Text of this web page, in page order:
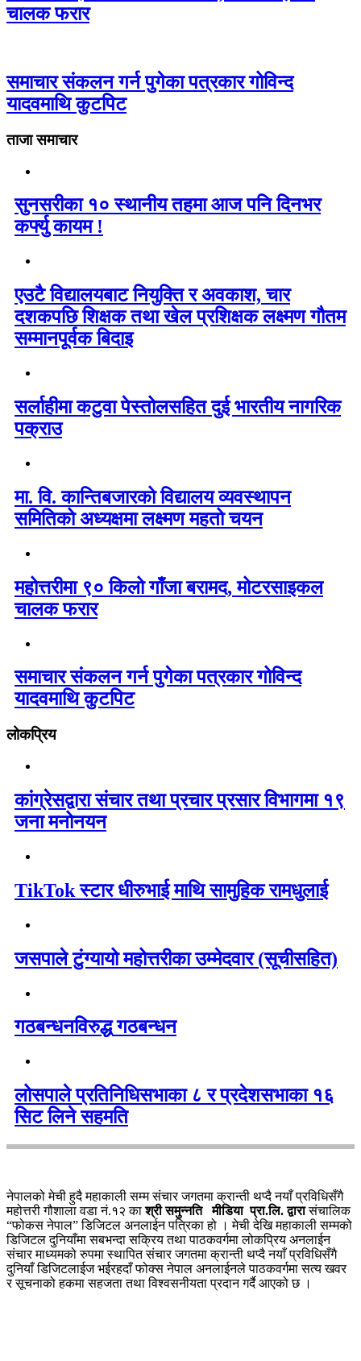
चालक फरार
समाचार संकलन गर्न पुगेका पत्रकार गोविन्द
यादवमाथि कुटपिट
ताजा समाचार
सुनसरीका १० स्थानीय तहमा आज पनि दिनभर
कर्फ्यु कायम !
एउटै विद्यालयबाट नियुक्ति र अवकाश, चार
दशकपछि शिक्षक तथा खेल प्रशिक्षक लक्ष्मण गौतम
सम्मानपूर्वक बिदाइ
सर्लाहीमा कटुवा पेस्तोलसहित दुई भारतीय नागरिक
पक्राउ
मा. वि. कान्तिबजारको विद्यालय व्यवस्थापन
समितिको अध्यक्षमा लक्ष्मण महतो चयन
महोत्तरीमा ९० किलो गाँजा बरामद, मोटरसाइकल
चालक फरार
समाचार संकलन गर्न पुगेका पत्रकार गोविन्द
यादवमाथि कुटपिट
लोकप्रिय
कांग्रेसद्वारा संचार तथा प्रचार प्रसार विभागमा १९
जना मनोनयन
TikTok स्टार धीरुभाई माथि सामुहिक रामधुलाई
जसपाले टुंग्यायो महोत्तरीका उम्मेदवार (सूचीसहित)
गठबन्धनविरुद्ध गठबन्धन
लोसपाले प्रतिनिधिसभाका ८ र प्रदेशसभाका १६
सिट लिने सहमति
नेपालको मेची हुदै महाकाली सम्म संचार जगतमा क्रान्ती थप्दै नयाँ प्रविधिसँगै
महोत्तरी गौशाला वडा नं.१२ काश्री समुन्नति मीडिया प्रा.लि. द्वारासंचालिक
“फोकस नेपाल” डिजिटल अनलाईन पत्रिका हो । मेची देखि महाकाली सम्मको
डिजिटल दुनियाँमा सबभन्दा सक्रिय तथा पाठकवर्गमा लोकप्रिय अनलाईन
संचार माध्यमको रुपमा स्थापित संचार जगतमा क्रान्ती थप्दै नयाँ प्रविधिसँगै
दुनियाँ डिजिटलाईज भईरहदाँ फोक्स नेपाल अनलाईनले पाठकवर्गमा सत्य खवर
र सूचनाको हकमा सहजता तथा विश्वसनीयता प्रदान गर्दै आएको छ ।